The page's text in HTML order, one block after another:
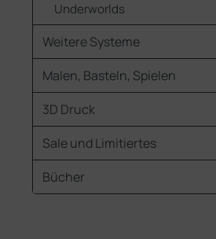
Underworlds
Weitere Systeme
Malen, Basteln, Spielen
3D Druck
Sale und Limitiertes
Bücher